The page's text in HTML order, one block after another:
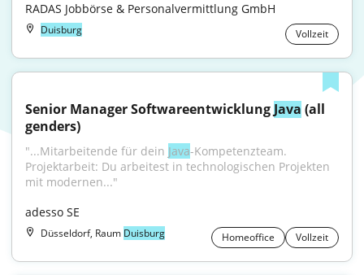
RADAS Jobbörse & Personalvermittlung GmbH
Duisburg Vollzeit
Senior Manager Softwareentwicklung Java (all
genders)
"...Mitarbeitende für dein Java-Kompetenzteam.
Projektarbeit: Du arbeitest in technologischen Projekten
mit modernen..."
adesso SE
Düsseldorf, Raum Duisburg Homeoffice Vollzeit